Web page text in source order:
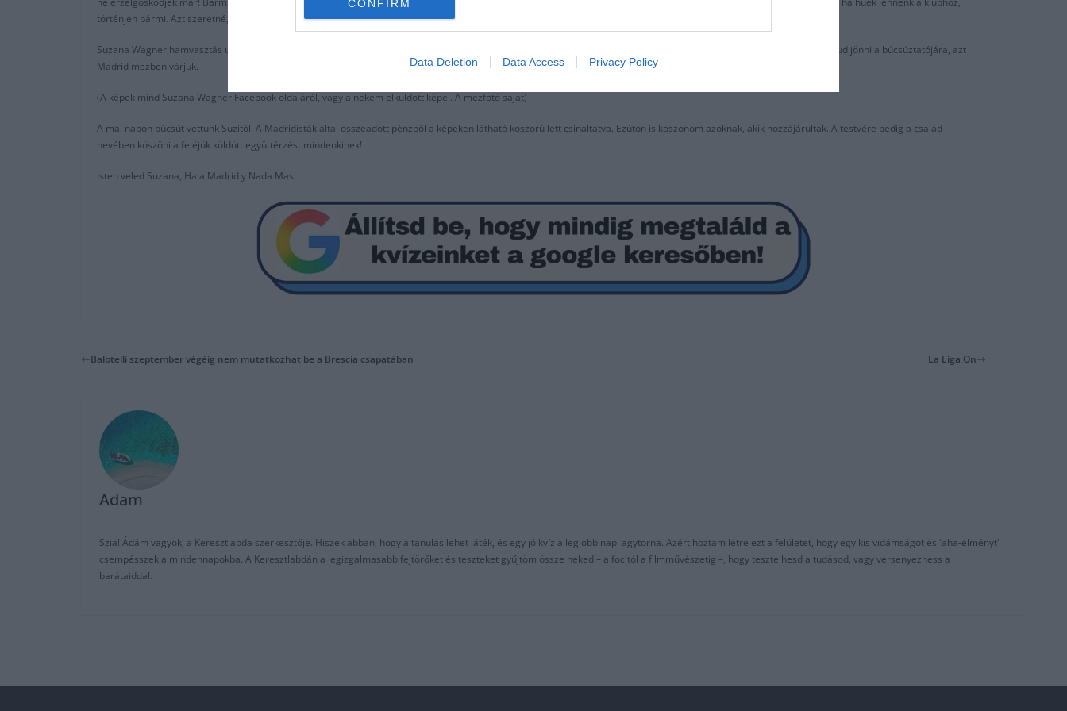
CONFIRM
Data Deletion Data Access Privacy Policy
történjen bármi. Azt szeretné, hogy mindenki lojálisan, őszintén drukkolna, teljes szívéből és teli torokból: ¡HALA MADRID Y NADA MAS!
Suzana Wagner hamvasztás utáni búcsúztatója augusztus 28-án, szerdán lesz a szombathelyi Jáki úti temetőben 11 órakor. Koszorújára a Madridisták gyűjtenek, aki el tud jönni a búcsúztatójára, azt
Madrid mezben várjuk.
(A képek mind Suzana Wagner Facebook oldaláról, vagy a nekem elküldött képei. A mezfotó saját)
A mai napon búcsút vettünk Suzitól. A Madridisták által összeadott pénzből a képeken látható koszorú lett csináltatva. Ezúton is köszönöm azoknak, akik hozzájárultak. A testvére pedig a család
nevében köszöni a feléjük küldött együttérzést mindenkinek!
Isten veled Suzana, Hala Madrid y Nada Mas!
Balotelli szeptember végéig nem mutatkozhat be a Brescia csapatában La Liga On
Adam
Szia! Ádám vagyok, a Keresztlabda szerkesztője. Hiszek abban, hogy a tanulás lehet játék, és egy jó kvíz a legjobb napi agytorna. Azért hoztam létre ezt a felületet, hogy egy kis vidámságot és 'aha-élményt'
csempésszek a mindennapokba. A Keresztlabdán a legizgalmasabb fejtörőket és teszteket gyűjtöm össze neked – a focitól a filmművészetig –, hogy tesztelhesd a tudásod, vagy versenyezhess a
barátaiddal.